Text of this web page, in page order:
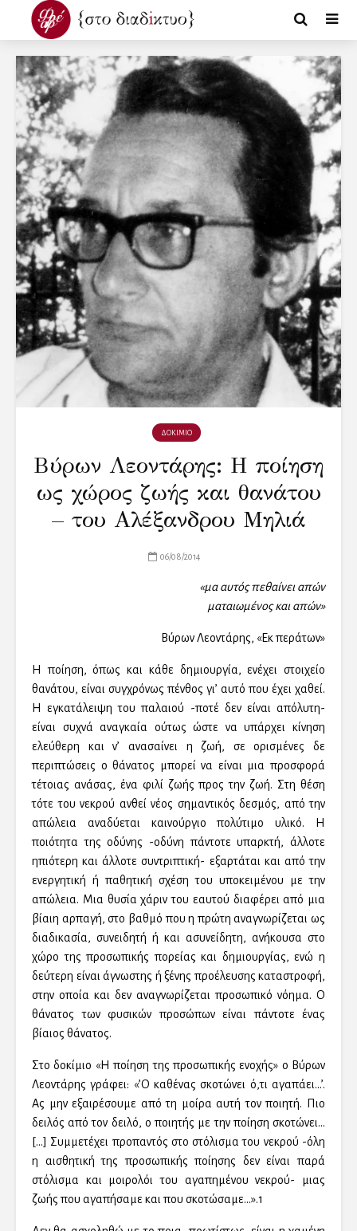
ΔΟΚΙΜΙΟ
Βύρων Λεοντάρης: Η ποίηση
ως χώρος ζωής και θανάτου
– του Αλέξανδρου Μηλιά
06/08/2014
«μα αυτός πεθαίνει απών
ματαιωμένος και απών»
Βύρων Λεοντάρης, «Εκ περάτων»
Η ποίηση, όπως και κάθε δημιουργία, ενέχει στοιχείο
θανάτου, είναι συγχρόνως πένθος γι’ αυτό που έχει χαθεί.
Η εγκατάλειψη του παλαιού -ποτέ δεν είναι απόλυτη-
είναι συχνά αναγκαία ούτως ώστε να υπάρχει κίνηση
ελεύθερη και ν’ ανασαίνει η ζωή, σε ορισμένες δε
περιπτώσεις ο θάνατος μπορεί να είναι μια προσφορά
τέτοιας ανάσας, ένα φιλί ζωής προς την ζωή. Στη θέση
τότε του νεκρού ανθεί νέος σημαντικός δεσμός, από την
απώλεια αναδύεται καινούργιο πολύτιμο υλικό. Η
ποιότητα της οδύνης -οδύνη πάντοτε υπαρκτή, άλλοτε
ηπιότερη και άλλοτε συντριπτική- εξαρτάται και από την
ενεργητική ή παθητική σχέση του υποκειμένου με την
απώλεια. Μια θυσία χάριν του εαυτού διαφέρει από μια
βίαιη αρπαγή, στο βαθμό που η πρώτη αναγνωρίζεται ως
διαδικασία, συνειδητή ή και ασυνείδητη, ανήκουσα στο
χώρο της προσωπικής πορείας και δημιουργίας, ενώ η
δεύτερη είναι άγνωστης ή ξένης προέλευσης καταστροφή,
στην οποία και δεν αναγνωρίζεται προσωπικό νόημα. Ο
θάνατος των φυσικών προσώπων είναι πάντοτε ένας
βίαιος θάνατος.
Στο δοκίμιο «Η ποίηση της προσωπικής ενοχής» ο Βύρων
Λεοντάρης γράφει: «’Ο καθένας σκοτώνει ό,τι αγαπάει…’.
Ας μην εξαιρέσουμε από τη μοίρα αυτή τον ποιητή. Πιο
δειλός από τον δειλό, ο ποιητής με την ποίηση σκοτώνει…
[…] Συμμετέχει προπαντός στο στόλισμα του νεκρού -όλη
η αισθητική της προσωπικής ποίησης δεν είναι παρά
στόλισμα και μοιρολόι του αγαπημένου νεκρού- μιας
ζωής που αγαπήσαμε και που σκοτώσαμε…».1